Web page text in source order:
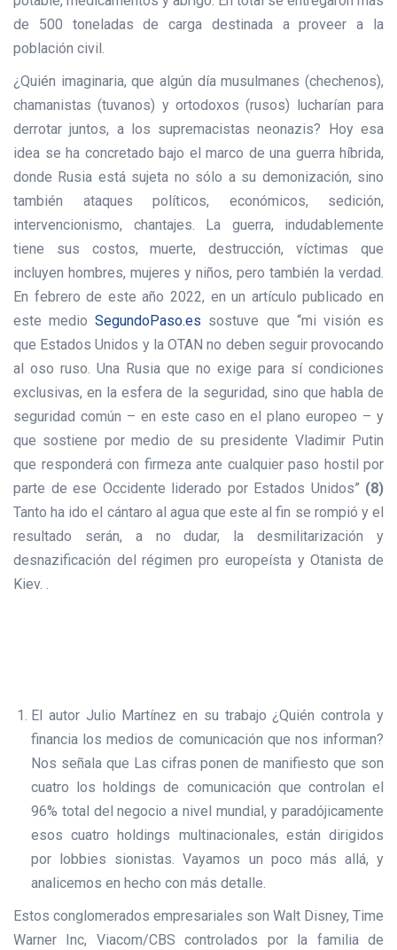
de 500 toneladas de carga destinada a proveer a la
población civil.
¿Quién imaginaria, que algún día musulmanes (chechenos),
chamanistas (tuvanos) y ortodoxos (rusos) lucharían para
derrotar juntos, a los supremacistas neonazis? Hoy esa
idea se ha concretado bajo el marco de una guerra híbrida,
donde Rusia está sujeta no sólo a su demonización, sino
también ataques políticos, económicos, sedición,
intervencionismo, chantajes. La guerra, indudablemente
tiene sus costos, muerte, destrucción, víctimas que
incluyen hombres, mujeres y niños, pero también la verdad.
En febrero de este año 2022, en un artículo publicado en
este medioSegundoPaso.es sostuve que “mi visión es
que Estados Unidos y la OTAN no deben seguir provocando
al oso ruso. Una Rusia que no exige para sí condiciones
exclusivas, en la esfera de la seguridad, sino que habla de
seguridad común – en este caso en el plano europeo – y
que sostiene por medio de su presidente Vladimir Putin
que responderá con firmeza ante cualquier paso hostil por
parte de ese Occidente liderado por Estados Unidos” (8)
Tanto ha ido el cántaro al agua que este al fin se rompió y el
resultado serán, a no dudar, la desmilitarización y
desnazificación del régimen pro europeísta y Otanista de
Kiev. .
El autor Julio Martínez en su trabajo ¿Quién controla y
financia los medios de comunicación que nos informan?
Nos señala que Las cifras ponen de manifiesto que son
cuatro los holdings de comunicación que controlan el
96% total del negocio a nivel mundial, y paradójicamente
esos cuatro holdings multinacionales, están dirigidos
por lobbies sionistas. Vayamos un poco más allá, y
analicemos en hecho con más detalle.
Estos conglomerados empresariales son Walt Disney, Time
Warner Inc, Viacom/CBS controlados por la familia de